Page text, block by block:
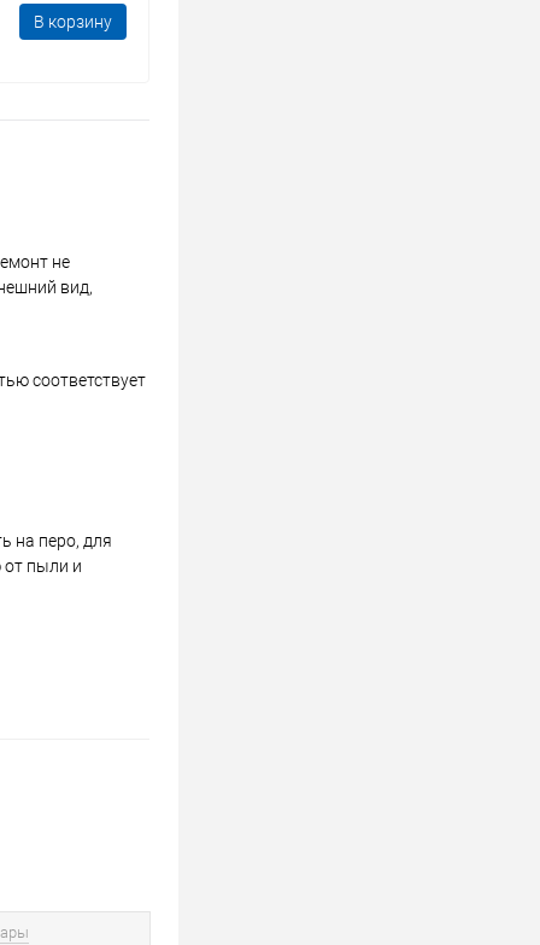
В корзину
не
вид,
соответствует
на перо, для
от пыли и